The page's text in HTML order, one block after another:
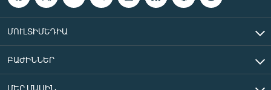
ՄՈՒԼՏԻՄԵԴԻԱ
ԲԱԺԻՆՆԵՐ